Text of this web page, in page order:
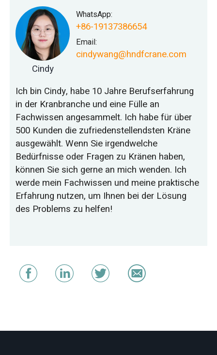
Cindy
WhatsApp:
+86-19137386654
Email:
cindywang@hndfcrane.com
Ich bin Cindy, habe 10 Jahre Berufserfahrung
in der Kranbranche und eine Fülle an
Fachwissen angesammelt. Ich habe für über
500 Kunden die zufriedenstellendsten Kräne
ausgewählt. Wenn Sie irgendwelche
Bedürfnisse oder Fragen zu Kränen haben,
können Sie sich gerne an mich wenden. Ich
werde mein Fachwissen und meine praktische
Erfahrung nutzen, um Ihnen bei der Lösung
des Problems zu helfen!